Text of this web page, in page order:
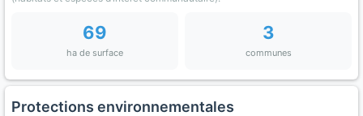
69
ha de surface
3
communes
Protections environnementales